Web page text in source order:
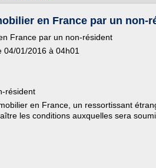
en France par un non-
France par un non-résident
04/01/2016 à 04h01
résident
en France, un ressortissant
les conditions auxquelles sera